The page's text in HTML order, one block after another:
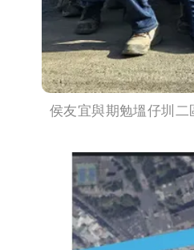
侯友宜與期勉塭仔圳